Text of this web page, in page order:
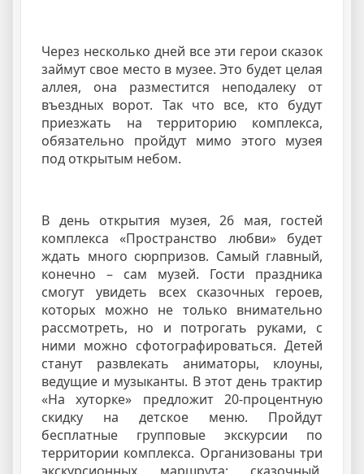
Через несколько дней все эти герои сказок
займут свое место в музее. Это будет целая
аллея, она разместится неподалеку от
въездных ворот. Так что все, кто будут
приезжать на территорию комплекса,
обязательно пройдут мимо этого музея
под открытым небом.
В день открытия музея, 26 мая, гостей
комплекса «Пространство любви» будет
ждать много сюрпризов. Самый главный,
конечно – сам музей. Гости праздника
смогут увидеть всех сказочных героев,
которых можно не только внимательно
рассмотреть, но и потрогать руками, с
ними можно сфотографироваться. Детей
станут развлекать аниматоры, клоуны,
ведущие и музыканты. В этот день трактир
«На хуторке» предложит 20-процентную
скидку на детское меню. Пройдут
бесплатные групповые экскурсии по
территории комплекса. Организованы три